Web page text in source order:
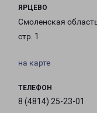
ЯРЦЕВО
Смоленская
стр. 1
на карте
ТЕЛЕФОН
8 (4814) 25-23-01